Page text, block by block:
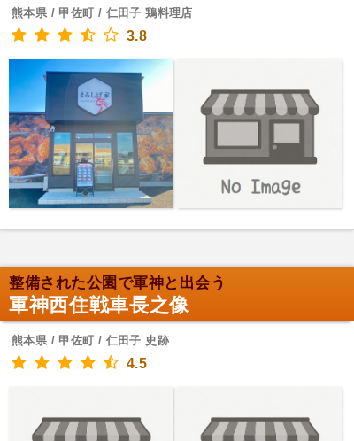
熊本県 / 甲佐町 / 仁田子 鶏料理店
3.8
整備された公園で軍神と出会う
軍神西住戦車長之像
熊本県 / 甲佐町 / 仁田子 史跡
4.5